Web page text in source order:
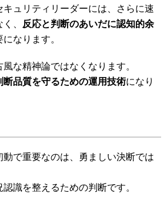
ュリティリーダーには、さらに速
、
反応と判断のあいだに認知的余
になります。
な精神論ではなくなります。
断品質を守るための運用技術になり
で重要なのは、勇ましい決断では
識を整えるための判断です。